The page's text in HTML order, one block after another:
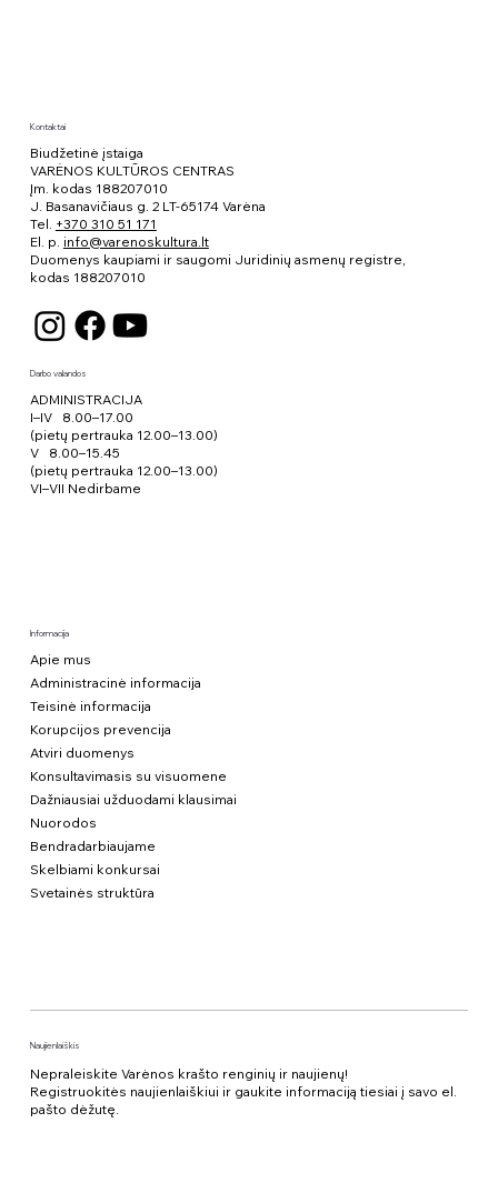
Kontaktai
Biudžetinė įstaiga
VARĖNOS KULTŪROS CENTRAS
Įm. kodas 188207010
J. Basanavičiaus g. 2 LT-65174 Varėna
Tel. +370 310 51 171
El. p. info@varenoskultura.lt
Duomenys kaupiami ir saugomi Juridinių asmenų registre,
kodas 188207010
Darbo valandos
ADMINISTRACIJA
I–IV 8.00–17.00
(pietų pertrauka 12.00–13.00)
V 8.00–15.45
(pietų pertrauka 12.00–13.00)
VI–VII Nedirbame
Informacija
Apie mus
Administracinė informacija
Teisinė informacija
Korupcijos prevencija
Atviri duomenys
Konsultavimasis su visuomene
Dažniausiai užduodami klausimai
Nuorodos
Bendradarbiaujame
Skelbiami konkursai
Svetainės struktūra
Naujienlaiškis
Nepraleiskite Varėnos krašto renginių ir naujienų!
Registruokitės naujienlaiškiui ir gaukite informaciją tiesiai į savo el.
pašto dėžutę.